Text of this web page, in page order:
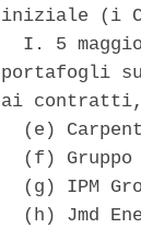
iniziale (i
I. 5
portafogli
ai
(e)
(f)
(g) IPM
(h) Jmd